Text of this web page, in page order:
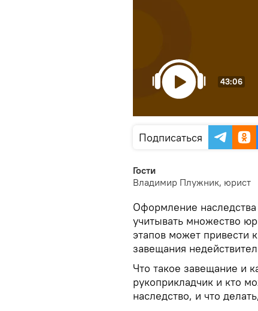
43:06
Подписаться
Гости
Владимир Плужник, юрист
Оформление
учитывать множество
этапов может привести
завещания
Что такое завещание и
рукоприкладчик и кто
наследство, и что